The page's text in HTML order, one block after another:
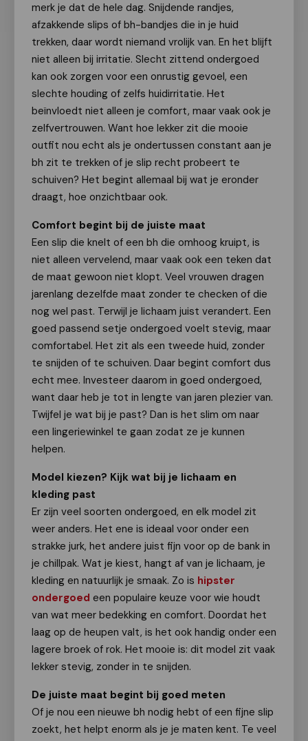
merk je dat de hele dag. Snijdende randjes,
afzakkende slips of bh-bandjes die in je huid
trekken, daar wordt niemand vrolijk van. En het blijft
niet alleen bij irritatie. Slecht zittend ondergoed
kan ook zorgen voor een onrustig gevoel, een
slechte houding of zelfs huidirritatie. Het
beïnvloedt niet alleen je comfort, maar vaak ook je
zelfvertrouwen. Want hoe lekker zit die mooie
outfit nou echt als je ondertussen constant aan je
bh zit te trekken of je slip recht probeert te
schuiven? Het begint allemaal bij wat je eronder
draagt, hoe onzichtbaar ook.
Comfort begint bij de juiste maat
Een slip die knelt of een bh die omhoog kruipt, is
niet alleen vervelend, maar vaak ook een teken dat
de maat gewoon niet klopt. Veel vrouwen dragen
jarenlang dezelfde maat zonder te checken of die
nog wel past. Terwijl je lichaam juist verandert. Een
goed passend setje ondergoed voelt stevig, maar
comfortabel. Het zit als een tweede huid, zonder
te snijden of te schuiven. Daar begint comfort dus
echt mee. Investeer daarom in goed ondergoed,
want daar heb je tot in lengte van jaren plezier van.
Twijfel je wat bij je past? Dan is het slim om naar
een lingeriewinkel te gaan zodat ze je kunnen
helpen.
Model kiezen? Kijk wat bij je lichaam en
kleding past
Er zijn veel soorten ondergoed, en elk model zit
weer anders. Het ene is ideaal voor onder een
strakke jurk, het andere juist fijn voor op de bank in
je chillpak. Wat je kiest, hangt af van je lichaam, je
kleding en natuurlijk je smaak. Zo is hipster
ondergoed een populaire keuze voor wie houdt
van wat meer bedekking en comfort. Doordat het
laag op de heupen valt, is het ook handig onder een
lagere broek of rok. Het mooie is: dit model zit vaak
lekker stevig, zonder in te snijden.
De juiste maat begint bij goed meten
Of je nou een nieuwe bh nodig hebt of een fijne slip
zoekt, het helpt enorm als je je maten kent. Te veel